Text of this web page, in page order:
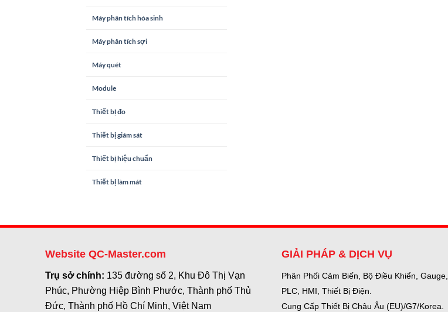
Máy phân tích hóa sinh
Máy phân tích sợi
Máy quét
Module
Thiết bị đo
Thiết bị giám sát
Thiết bị hiệu chuẩn
Thiết bị làm mát
Website QC-Master.com
Trụ sở chính: 135 đường số 2, Khu Đô Thị Vạn
Phúc, Phường Hiệp Bình Phước, Thành phố Thủ
Đức, Thành phố Hồ Chí Minh, Việt Nam
GIẢI PHÁP & DỊCH VỤ
Phân Phối Cảm Biến, Bộ Điều Khiển, Gauge,
PLC, HMI, Thiết Bị Điện.
Cung Cấp Thiết Bị Châu Âu (EU)/G7/Korea.